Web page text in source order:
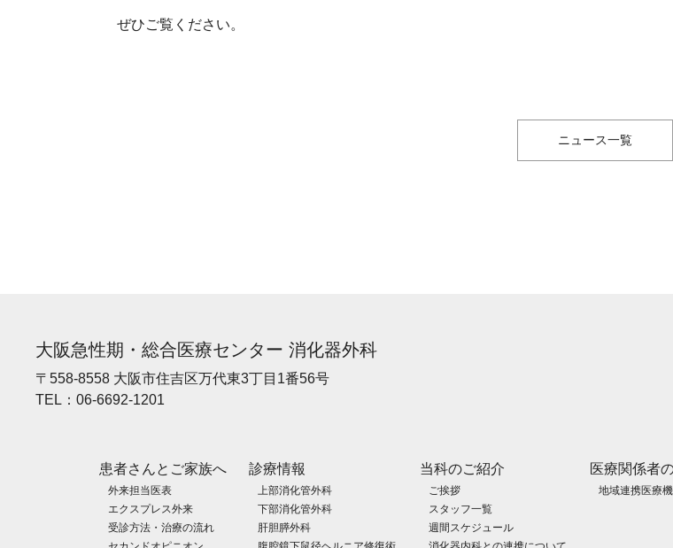
ぜひご覧ください。
ニュース一覧
大阪急性期・総合医療センター 消化器外科
〒558-8558 大阪市住吉区万代東3丁目1番56号
TEL： 06-6692-1201
患者さんとご家族へ
外来担当医表
エクスプレス外来
受診方法・治療の流れ
診療情報
上部消化管外科
下部消化管外科
肝胆膵外科
当科のご紹介
ご挨拶
スタッフ一覧
週間スケジュール
医療関係者
地域連携医療